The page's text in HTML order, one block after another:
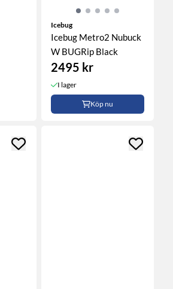
Icebug
Icebug Metro2 Nubuck
W BUGRip Black
2495 kr
I lager
Köp nu